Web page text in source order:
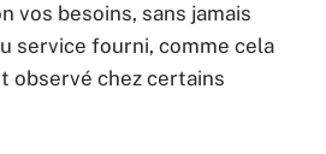
vos besoins, sans jamais
service fourni, comme cela
observé chez certains